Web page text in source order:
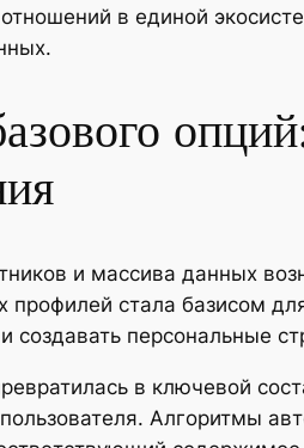
в единой
и массива данных
профилей стала базисом
создавать персональные
в ключевой
Алгоритмы